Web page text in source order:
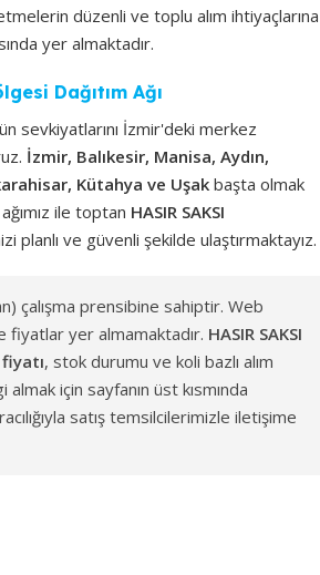
düzenli ve toplu alım ihtiyaçlarına
yer almaktadır.
Dağıtım Ağı
sevkiyatlarını İzmir'deki merkez
İzmir, Balıkesir, Manisa, Aydın,
Kütahya ve Uşak başta olmak
ile toptan HASIR SAKSI
planlı ve güvenli şekilde ulaştırmaktayız.
çalışma prensibine sahiptir. Web
fiyatlar yer almamaktadır. HASIR SAKSI
, stok durumu ve koli bazlı alım
almak için sayfanın üst kısmında
satış temsilcilerimizle iletişime